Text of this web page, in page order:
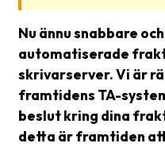
Hjälp?
Vanliga
&
svar
Ordlista
Nu ännu snabbare
automatiserade
skrivarserver. Vi är
framtidens TA-
beslut kring dina
detta är framtiden